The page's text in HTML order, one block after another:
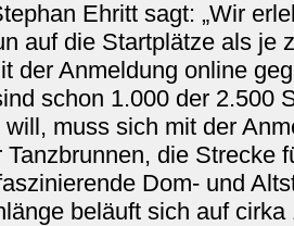
Ehritt sagt: „Wir
auf die Startplätze als je
der Anmeldung online
schon 1.000 der 2.500
muss sich mit der
die Strecke
Dom- und
beläuft sich auf cirka